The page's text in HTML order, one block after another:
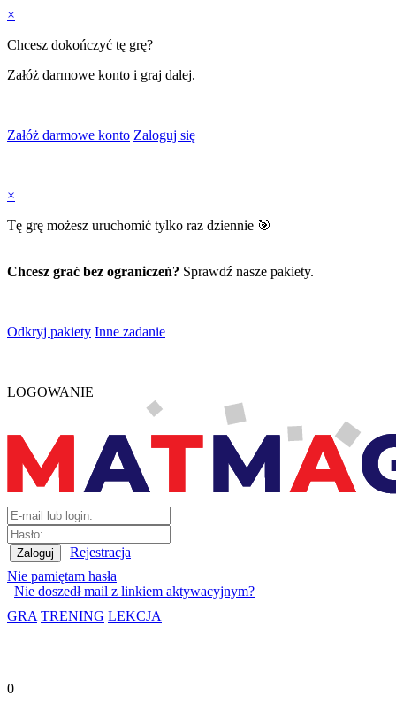
×
Chcesz dokończyć tę grę?
Załóż darmowe konto i graj dalej.
Załóż darmowe konto Zaloguj się
×
Tę grę możesz uruchomić tylko raz dziennie 🎯
Chcesz grać bez ograniczeń? Sprawdź nasze pakiety.
Odkryj pakiety Inne zadanie
LOGOWANIE
Rejestracja
Nie pamiętam hasła
Nie doszedł mail z linkiem aktywacyjnym?
GRA TRENING LEKCJA
0